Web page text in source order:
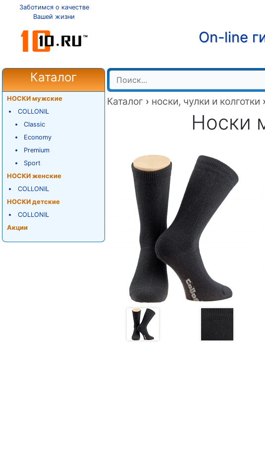
Заботимся о качестве
Вашей жизни
On-line
Каталог
НОСКИ мужские
COLLONIL
Classic
Economy
Premium
Sport
НОСКИ женские
COLLONIL
НОСКИ детские
COLLONIL
Акции
Каталог › носки, чулки и колготки ›
Носки